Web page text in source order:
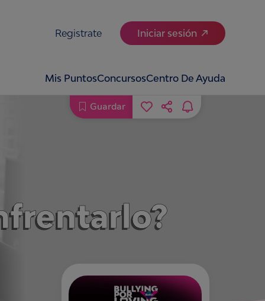
Registrate Iniciar sesión
Mis PuntosConcursosCentro De Ayuda
Guardar